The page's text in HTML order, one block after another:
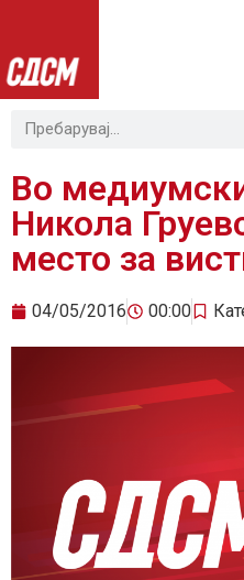
Во
Никола
место за
04/05/2016 00:00